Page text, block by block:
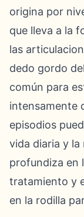
origina por
que lleva a la
las
dedo gordo
común para
intensamente
episodios
vida diaria y
profundiza en
tratamiento y
en la rodilla